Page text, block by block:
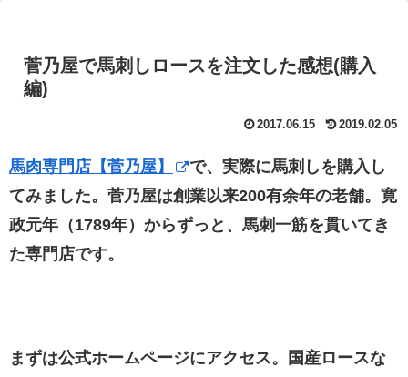
菅乃屋で馬刺しロースを注文した感想(購入
編)
2017.06.15 2019.02.05
馬肉専門店【菅乃屋】
で、実際に馬刺しを購入し
てみました。菅乃屋は創業以来200有余年の老舗。寛
政元年（1789年）からずっと、馬刺一筋を貫いてき
た専門店です。
まずは公式ホームページにアクセス。国産ロースな